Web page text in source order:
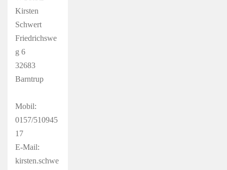
Kirsten
Schwert
Friedrichswe
g 6
32683
Barntrup
Mobil:
0157/510945
17
E-Mail:
kirsten.schwe